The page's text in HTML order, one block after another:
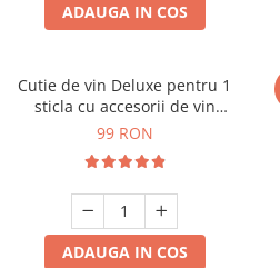
ADAUGA IN COS
Cutie de vin Deluxe pentru 1
sticla cu accesorii de vin
incluse piele ecologica de
99 RON
ADAUGA IN COS